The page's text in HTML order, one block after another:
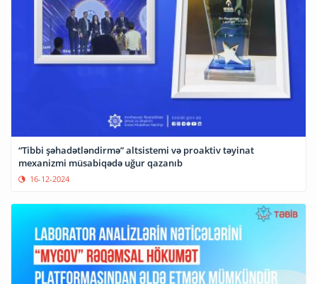
“Tibbi şəhadətləndirmə” altsistemi və proaktiv təyinat
mexanizmi müsabiqədə uğur qazanıb
16-12-2024